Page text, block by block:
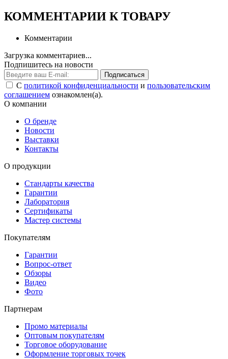
КОММЕНТАРИИ К ТОВАРУ
Комментарии
Загрузка комментариев...
Подпишитесь на новости
Подписаться
С политикой конфиденциальности и пользовательским
соглашением ознакомлен(а).
О компании
О бренде
Новости
Выставки
Контакты
О продукции
Стандарты качества
Гарантии
Лаборатория
Сертификаты
Мастер системы
Покупателям
Гарантии
Вопрос-ответ
Обзоры
Видео
Фото
Партнерам
Промо материалы
Оптовым покупателям
Торговое оборудование
Оформление торговых точек